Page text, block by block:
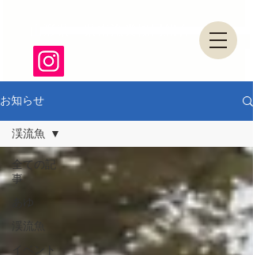
お知らせ
全ての記
事
渓流魚
イベント
渓流魚